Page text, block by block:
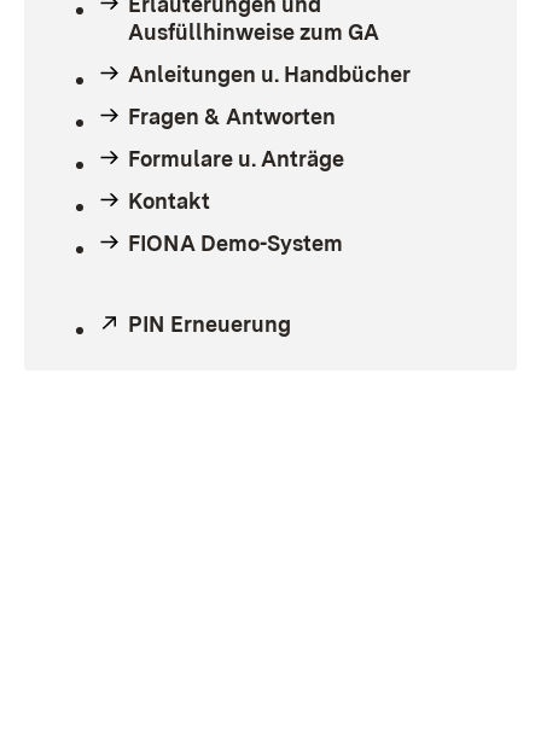
Ausfüllhinweise zum GA
Anleitungen u. Handbücher
Fragen & Antworten
Formulare u. Anträge
Kontakt
FIONA Demo-System
Extern:
PIN Erneuerung